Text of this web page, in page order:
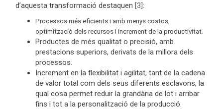
d’aquesta transformació destaquen [3]:
Processos més eficients i amb menys costos,
optimització dels recursos i increment de la productivitat.
Productes de més qualitat o precisió, amb
prestacions superiors, derivats de la millora dels
processos.
Increment en la flexibilitat i agilitat, tant de la cadena
de valor total com dels seus diferents esclavons, la
qual cosa permet reduir la grandària de lot i arribar
fins i tot a la personalització de la producció.